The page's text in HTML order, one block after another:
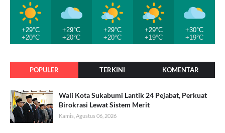
+29°C
+20°C
+29°C
+20°C
+29°C
+20°C
+29°C
+19°C
+30°C
+19°C
POPULER TERKINI KOMENTAR
Wali Kota Sukabumi Lantik 24 Pejabat, Perkuat
Birokrasi Lewat Sistem Merit
Kamis, Agustus 06, 2026